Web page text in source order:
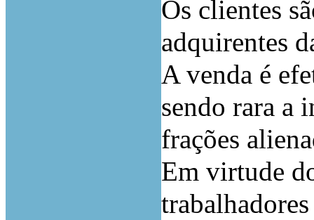
Os clientes
adquirentes
A venda é
sendo rara a
frações
Em virtude